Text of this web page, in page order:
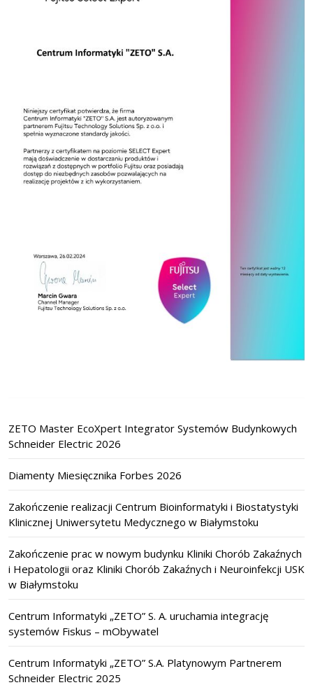
ZETO Master EcoXpert Integrator Systemów Budynkowych
Schneider Electric 2026
Diamenty Miesięcznika Forbes 2026
Zakończenie realizacji Centrum Bioinformatyki i Biostatystyki
Klinicznej Uniwersytetu Medycznego w Białymstoku
Zakończenie prac w nowym budynku Kliniki Chorób Zakaźnych
i Hepatologii oraz Kliniki Chorób Zakaźnych i Neuroinfekcji USK
w Białymstoku
Centrum Informatyki „ZETO” S. A. uruchamia integrację
systemów Fiskus – mObywatel
Centrum Informatyki „ZETO” S.A. Platynowym Partnerem
Schneider Electric 2025